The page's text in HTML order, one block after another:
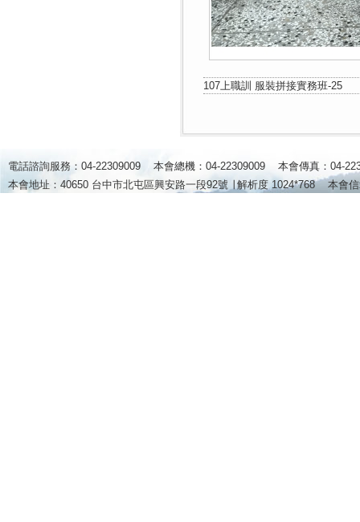
107上職訓 服裝拼接實務班-25
電話諮詢服務：04-22309009 本會總機：04-22309009 本會傳真：04-
本會地址：40650 台中市北屯區興安路一段92號 ∣解析度 1024*768本會信